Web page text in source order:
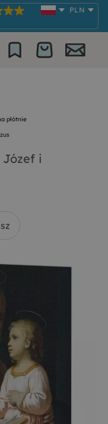
PLN
płótnie
Józef i